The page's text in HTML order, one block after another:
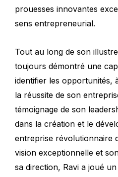
prouesses innovantes
sens entrepreneurial.
Tout au long de son
toujours démontré une
identifier les opportunités,
la réussite de son
témoignage de son
dans la création et le
entreprise révolutionnaire
vision exceptionnelle et
sa direction, Ravi a joué